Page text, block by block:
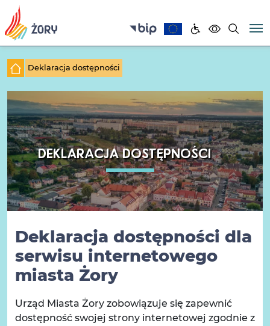
Deklaracja dostępności
DEKLARACJA DOSTĘPNOŚCI
Deklaracja dostępności dla
serwisu internetowego
miasta Żory
Urząd Miasta Żoryzobowiązuje się zapewnić
dostępność swojej strony internetowej zgodnie z